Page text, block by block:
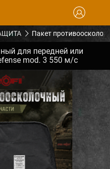
Пакет
для передней или
mod. 3 550 м/с